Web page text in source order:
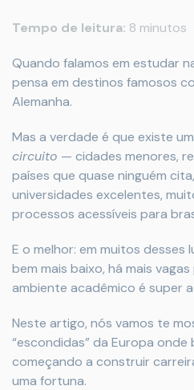
Tempo de leitura: 8 minutos
Quando falamos em estudar
pensa em destinos famosos
Alemanha.
Mas a verdade é que existe
circuito — cidades menores,
países que quase ninguém
universidades excelentes,
processos acessíveis para
E o melhor: em muitos desses
bem mais baixo, há mais
ambiente acadêmico é super
Neste artigo, nós vamos te
“escondidas” da Europa
começando a construir
uma fortuna.